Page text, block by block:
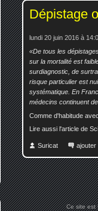
Dépistage
lundi 20 juin 2016 à
De tous les
sur la mortalité est
surdiagnostic, de
risque particulier est
systématique. En
médecins continuent
Comme d'habitude
Lire aussi l'article de
Suricat ajouter
Ce site est